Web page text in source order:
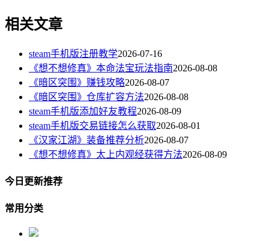
相关文章
steam手机版注册教学2026-07-16
《想不想修真》本命法宝玩法指南2026-08-08
《暗区突围》赚钱攻略2026-08-07
《暗区突围》仓库扩容方法2026-08-08
steam手机版添加好友教程2026-08-09
steam手机版交易链接怎么获取2026-08-01
《汉家江湖》装备推荐分析2026-08-07
《想不想修真》太上内观经获得方法2026-08-09
今日更新推荐
常用分类